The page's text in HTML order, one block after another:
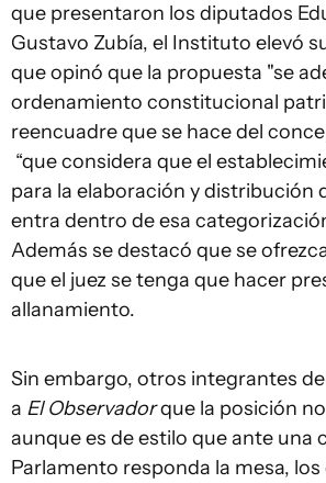
que presentaron los diputados
Gustavo Zubía, el Instituto elevó
que opinó que la propuesta "se
ordenamiento constitucional
reencuadre que se hace del
“que considera que el
para la elaboración y distribución
entra dentro de esa
Además se destacó que se
que el juez se tenga que hacer
allanamiento.
Sin embargo, otros integrantes
a El Observadorque la posición
aunque es de estilo que ante una
Parlamento responda la mesa, los